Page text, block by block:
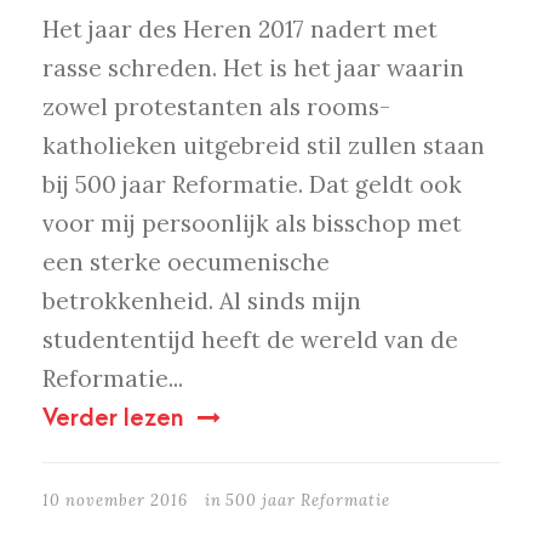
Het jaar des Heren 2017 nadert met
rasse schreden. Het is het jaar waarin
zowel protestanten als rooms-
katholieken uitgebreid stil zullen staan
bij 500 jaar Reformatie. Dat geldt ook
voor mij persoonlijk als bisschop met
een sterke oecumenische
betrokkenheid. Al sinds mijn
studententijd heeft de wereld van de
Reformatie...
Verder lezen
10 november 2016 in 500 jaar Reformatie